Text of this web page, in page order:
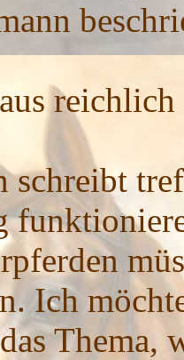
schreibt
Ich
Thema,